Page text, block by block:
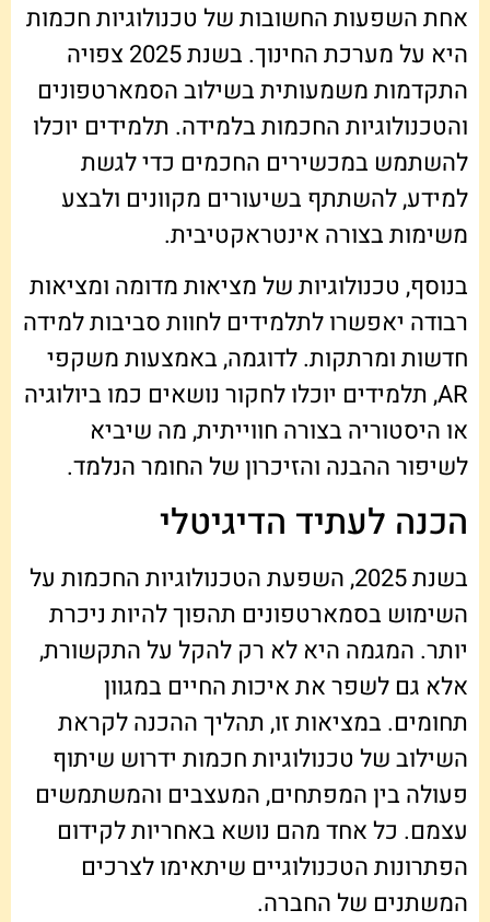
אחת השפעות החשובות של טכנולוגיות חכמות
היא על מערכת החינוך. בשנת 2025 צפויה
התקדמות משמעותית בשילוב הסמארטפונים
והטכנולוגיות החכמות בלמידה. תלמידים יוכלו
להשתמש במכשירים החכמים כדי לגשת
למידע, להשתתף בשיעורים מקוונים ולבצע
משימות בצורה אינטראקטיבית.
בנוסף, טכנולוגיות של מציאות מדומה ומציאות
רבודה יאפשרו לתלמידים לחוות סביבות למידה
חדשות ומרתקות. לדוגמה, באמצעות משקפי
AR, תלמידים יוכלו לחקור נושאים כמו ביולוגיה
או היסטוריה בצורה חווייתית, מה שיביא
לשיפור ההבנה והזיכרון של החומר הנלמד.
הכנה לעתיד הדיגיטלי
בשנת 2025, השפעת הטכנולוגיות החכמות על
השימוש בסמארטפונים תהפוך להיות ניכרת
יותר. המגמה היא לא רק להקל על התקשורת,
אלא גם לשפר את איכות החיים במגוון
תחומים. במציאות זו, תהליך ההכנה לקראת
השילוב של טכנולוגיות חכמות ידרוש שיתוף
פעולה בין המפתחים, המעצבים והמשתמשים
עצמם. כל אחד מהם נושא באחריות לקידום
הפתרונות הטכנולוגיים שיתאימו לצרכים
המשתנים של החברה.